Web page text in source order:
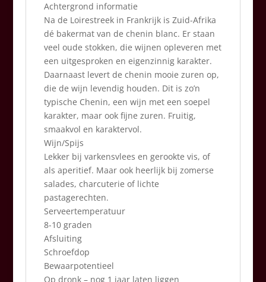
Achtergrond informatie
Na de Loirestreek in Frankrijk is Zuid-Afrika
dé bakermat van de chenin blanc. Er staan
veel oude stokken, die wijnen opleveren met
een uitgesproken en eigenzinnig karakter.
Daarnaast levert de chenin mooie zuren op,
die de wijn levendig houden. Dit is zo’n
typische Chenin, een wijn met een soepel
karakter, maar ook fijne zuren. Fruitig,
smaakvol en karaktervol.
Wijn/Spijs
Lekker bij varkensvlees en gerookte vis, of
als aperitief. Maar ook heerlijk bij zomerse
salades, charcuterie of lichte
pastagerechten.
Serveertemperatuur
8-10 graden
Afsluiting
Schroefdop
Bewaarpotentieel
Op dronk – nog 1 jaar laten liggen